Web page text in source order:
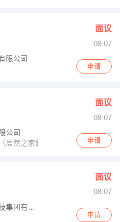
面议
08-07
限公司
申请
面议
08-07
公司
居然之家斜对面）
申请
面议
08-07
辽宁欣立耐火材料科技集团有限公司
申请